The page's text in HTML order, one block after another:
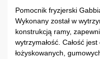
Pomocnik fryzjerski
Wykonany został w
konstrukcją ramy,
wytrzymałość. Całość
łożyskowanych,